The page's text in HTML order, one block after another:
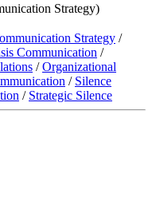
Strategy)
Strategy /
Communication /
/Organizational
/ Silence
/ Strategic Silence